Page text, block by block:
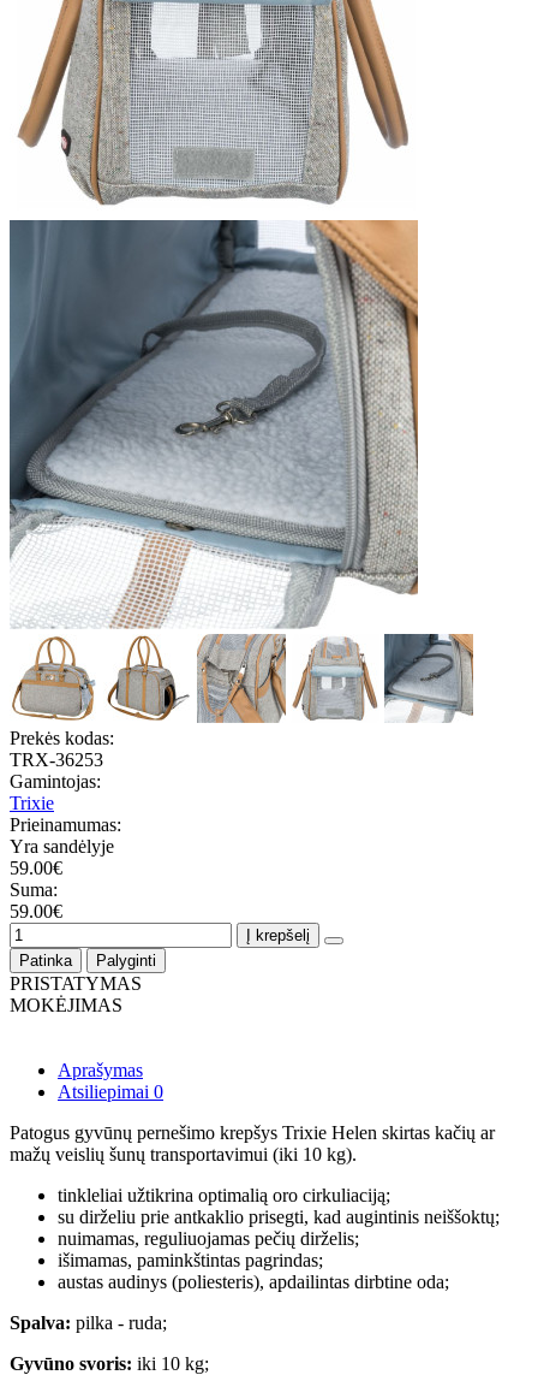
Prekės kodas:
TRX-36253
Gamintojas:
Trixie
Prieinamumas:
Yra sandėlyje
59.00€
Suma:
59.00€
Į krepšelį
Patinka
Palyginti
PRISTATYMAS
MOKĖJIMAS
Aprašymas
Atsiliepimai 0
Patogus gyvūnų pernešimo krepšys Trixie Helen skirtas kačių ar
mažų veislių šunų transportavimui (iki 10 kg).
tinkleliai užtikrina optimalią oro cirkuliaciją;
su dirželiu prie antkaklio prisegti, kad augintinis neiššoktų;
nuimamas, reguliuojamas pečių dirželis;
išimamas, paminkštintas pagrindas;
austas audinys (poliesteris), apdailintas dirbtine oda;
Spalva: pilka - ruda;
Gyvūno svoris: iki 10 kg;